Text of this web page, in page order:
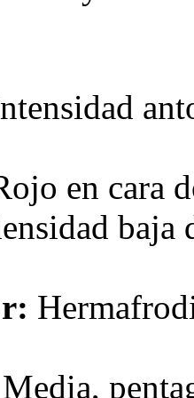
en cara
baja
Media,